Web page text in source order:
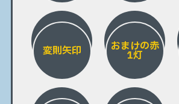
変則矢印 おまけの赤
1灯